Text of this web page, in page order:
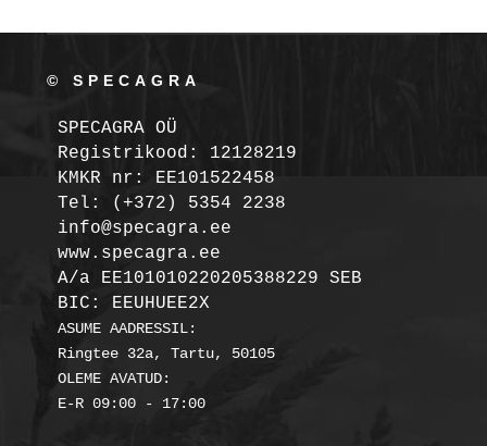
© SPECAGRA
SPECAGRA OÜ
Registrikood: 12128219
KMKR nr: EE101522458
Tel: (+372) 5354 2238
info@specagra.ee
A/a EE101010220205388229 SEB
BIC: EEUHUEE2X
ASUME AADRESSIL:
Ringtee 32a, Tartu, 50105
OLEME AVATUD:
E-R 09:00 - 17:00